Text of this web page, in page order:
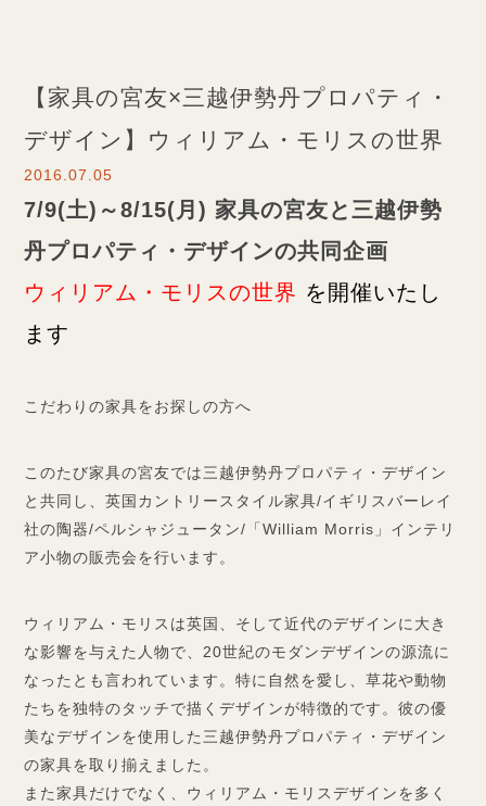
【家具の宮友×三越伊勢丹プロパティ・
デザイン】ウィリアム・モリスの世界
2016.07.05
7/9(土)～8/15(月) 家具の宮友と三越伊勢
丹プロパティ・デザインの共同企画
ウィリアム・モリスの世界 を開催いたし
ます
こだわりの家具をお探しの方へ
このたび家具の宮友では三越伊勢丹プロパティ・デザイン
と共同し、英国カントリースタイル家具/イギリスバーレイ
社の陶器/ペルシャジュータン/「William Morris」インテリ
ア小物の販売会を行います。
ウィリアム・モリスは英国、そして近代のデザインに大き
な影響を与えた人物で、20世紀のモダンデザインの源流に
なったとも言われています。特に自然を愛し、草花や動物
たちを独特のタッチで描くデザインが特徴的です。彼の優
美なデザインを使用した三越伊勢丹プロパティ・デザイン
の家具を取り揃えました。
また家具だけでなく、ウィリアム・モリスデザインを多く